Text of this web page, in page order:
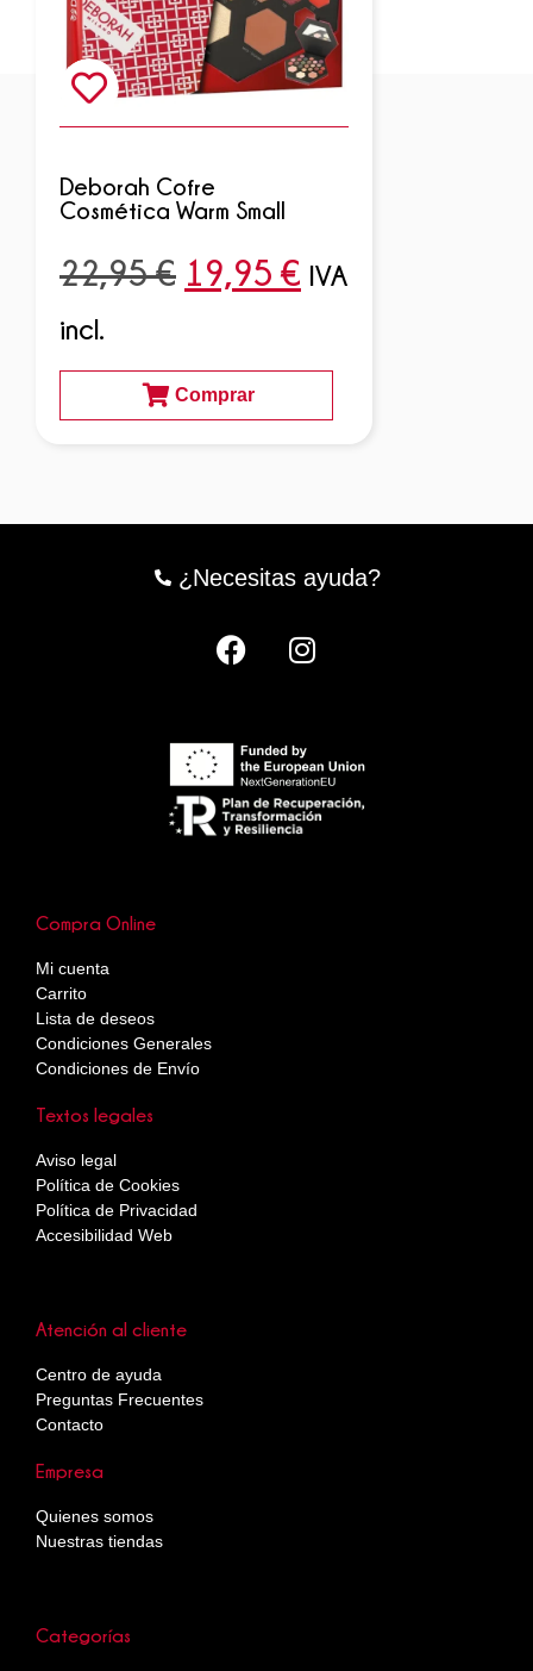
Deborah Cofre
Cosmética Warm Small
22,95€ 19,95€ IVA
incl.
Comprar
Categorías
Atención al cliente
Centro de ayuda
Preguntas Frecuentes
Contacto
Empresa
Quienes somos
Nuestras tiendas
Compra Online
Mi cuenta
Carrito
Lista de deseos
Condiciones Generales
Condiciones de Envío
Textos legales
Aviso legal
Política de Cookies
Política de Privacidad
Accesibilidad Web
¿Necesitas ayuda?